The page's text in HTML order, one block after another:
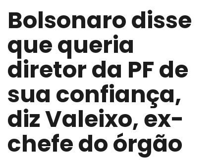
Bolsonaro disse
que queria
diretor da PF de
sua confiança,
diz Valeixo, ex-
chefe do órgão